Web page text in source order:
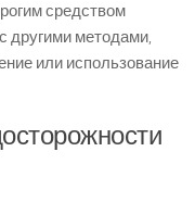
средством
другими методами,
или использование